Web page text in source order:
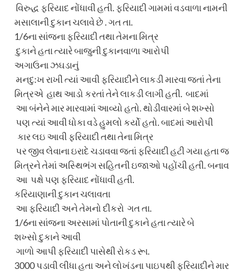
વિરુદ્ધ ફરિયાદ નોંધાવી હતી. ફરિયાદી ગામમાં વડવાળા
મસાલાની દુકાન ચલાવે છે . ગત તા.
1/6ના સાંજના ફરિયાદી તથા તેમના મિત્ર
દુકાને હતા ત્યારે બાજુની દુકાનવાળા આરોપી
અગાઉના ઝઘડાનું
મનદુ:ખ રાખી ત્યાં આવી ફરિયાદીને લાકડી મારવા જતાં તેના
મિત્રએ હાથ આડો કરતાં તેને લાકડી લાગી હતી. બાદમાં
આ બંનેને માર મારવામાં આવ્યો હતો. થોડીવારમાં બે શખ્સો
પણ ત્યાં આવી ધોકા વડે હુમલો કર્યો હતો. બાદમાં આરોપી
કાર લઇ આવી ફરિયાદી તથા તેના મિત્ર
પર જીવ લેવાના ઇરાદે ચડાવવા જતાં ફરિયાદી હટી ગયા હતા
મિત્રને તેમાં અસ્થિભંગ સહિતની ઇજાઓ પહોંચી હતી.
આ પક્ષે પણ ફરિયાદ નોંધાવી હતી.
કરિયાણાની દુકાન ચલાવતા
આ ફરિયાદી અને તેમનો દીકરો ગત તા.
1/6ના સાંજના અરસામાં પોતાની દુકાને હતા ત્યારે બે
શખ્સો દુકાને આવી
ગાળો આપી ફરિયાદી પાસેથી રોકડ રૂા.
3000 પડાવી લીધા હતા અને લોખંડના પાઇપથી ફરિયાદીને